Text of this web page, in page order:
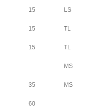
15 LS
15 TL
15 TL
MS
35 MS
60